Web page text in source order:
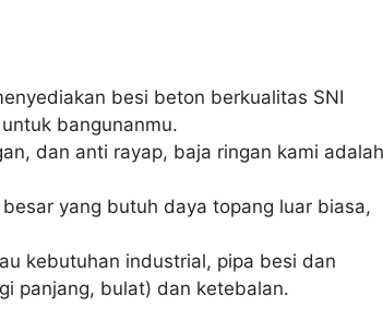
besi beton berkualitas SNI
bangunanmu.
dan anti rayap, baja ringan kami adalah
yang butuh daya topang luar biasa,
kebutuhan industrial, pipa besi dan
panjang, bulat) dan ketebalan.